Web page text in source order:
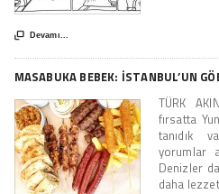
 Devamı...
MASABUKA BEBEK: İSTANBUL’UN
TÜRK
fırsatta
tanıdık
yorumlar
Denizler
daha